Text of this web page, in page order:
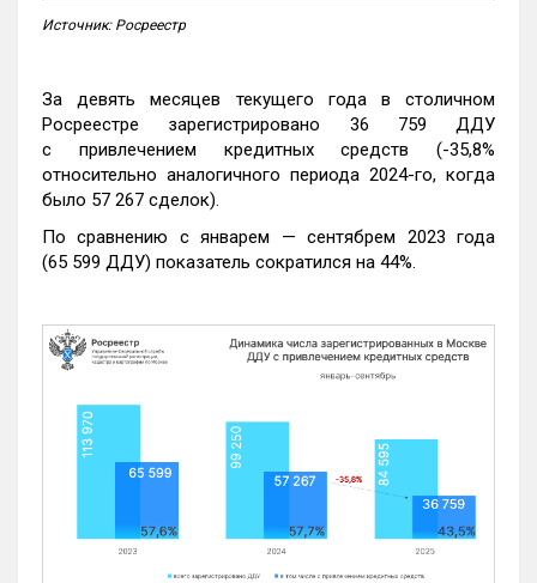
Источник: Росреестр
За девять месяцев текущего года в столичном
Росреестре зарегистрировано 36 759 ДДУ
с привлечением кредитных средств (-35,8%
относительно аналогичного периода 2024-го, когда
было 57 267 сделок).
По сравнению с январем — сентябрем 2023 года
(65 599 ДДУ) показатель сократился на 44%.